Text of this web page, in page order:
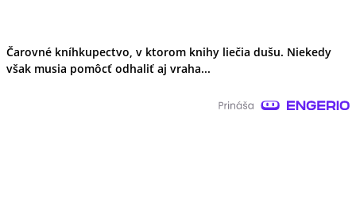
Čarovné kníhkupectvo, v ktorom knihy liečia dušu. Niekedy
však musia pomôcť odhaliť aj vraha...